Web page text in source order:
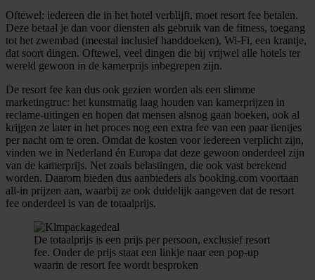
Oftewel: iedereen die in het hotel verblijft, moet resort fee betalen.
Deze betaal je dan voor diensten als gebruik van de fitness, toegang
tot het zwembad (meestal inclusief handdoeken), Wi-Fi, een krantje,
dat soort dingen. Oftewel, veel dingen die bij vrijwel alle hotels ter
wereld gewoon in de kamerprijs inbegrepen zijn.
De resort fee kan dus ook gezien worden als een slimme
marketingtruc: het kunstmatig laag houden van kamerprijzen in
reclame-uitingen en hopen dat mensen alsnog gaan boeken, ook al
krijgen ze later in het proces nog een extra fee van een paar tientjes
per nacht om te oren. Omdat de kosten voor iedereen verplicht zijn,
vinden we in Nederland én Europa dat deze gewoon onderdeel zijn
van de kamerprijs. Net zoals belastingen, die ook vast berekend
worden. Daarom bieden dus aanbieders als booking.com voortaan
all-in prijzen aan, waarbij ze ook duidelijk aangeven dat de resort
fee onderdeel is van de totaalprijs.
De totaalprijs is een prijs per persoon, exclusief resort
fee. Onder de prijs staat een linkje naar een pop-up
waarin de resort fee wordt besproken